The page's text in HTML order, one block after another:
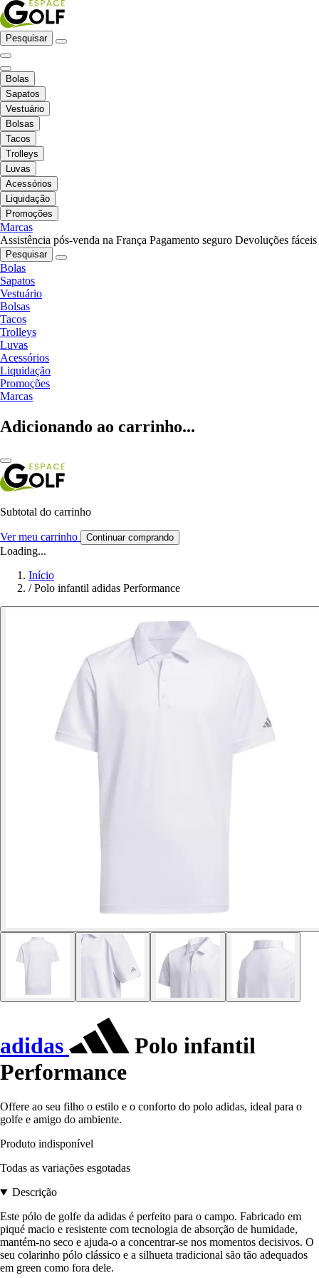
Pesquisar
Bolas
Sapatos
Vestuário
Bolsas
Tacos
Trolleys
Luvas
Acessórios
Liquidação
Promoções
Marcas
Assistência pós-venda na França Pagamento seguro Devoluções fáceis
Pesquisar
Bolas
Sapatos
Vestuário
Bolsas
Tacos
Trolleys
Luvas
Acessórios
Liquidação
Promoções
Marcas
Adicionando ao carrinho...
Subtotal do carrinho
Ver meu carrinho Continuar comprando
Loading...
Início
/ Polo infantil adidas Performance
adidas
Polo infantil
Performance
Offere ao seu filho o estilo e o conforto do polo adidas, ideal para o
golfe e amigo do ambiente.
Produto indisponível
Todas as variações esgotadas
Descrição
Este pólo de golfe da adidas é perfeito para o campo. Fabricado em
piqué macio e resistente com tecnologia de absorção de humidade,
mantém-no seco e ajuda-o a concentrar-se nos momentos decisivos. O
seu colarinho pólo clássico e a silhueta tradicional são tão adequados
em green como fora dele.